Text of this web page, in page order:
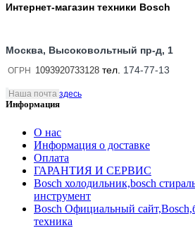
Интернет-магазин техники Bosch
Москва, Высоковольтный пр-д, 1
ОГРН 1093920733128 тел. 174-77-13
Наша почта здесь
Информация
О нас
Информация о доставке
Оплата
ГАРАНТИЯ И СЕРВИС
Bosch холодильник,bosch
инструмент
Bosch Официальный
техника